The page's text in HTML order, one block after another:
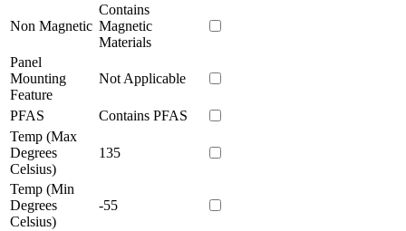
Non Magnetic
Contains
Magnetic
Materials
Panel
Mounting
Feature
Not Applicable
PFAS
Contains PFAS
Temp (Max
Degrees
Celsius)
135
Temp (Min
Degrees
Celsius)
-55